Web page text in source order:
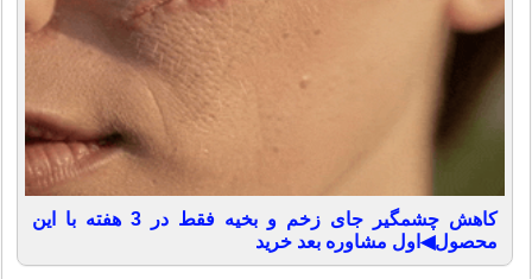
کاهش چشمگیر جای زخم و بخیه فقط در 3 هفته با این
محصول◀اول مشاوره بعد خرید